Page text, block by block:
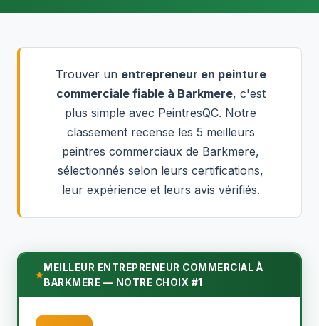
Trouver un entrepreneur en peinture
commerciale fiable à Barkmere, c'est
plus simple avec PeintresQC. Notre
classement recense les 5 meilleurs
peintres commerciaux de Barkmere,
sélectionnés selon leurs certifications,
leur expérience et leurs avis vérifiés.
MEILLEUR ENTREPRENEUR COMMERCIAL À
BARKMERE — NOTRE CHOIX #1